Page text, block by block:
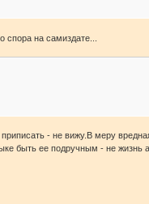
на самиздате...
- не вижу.В меру
быть ее подручным - не жизнь а